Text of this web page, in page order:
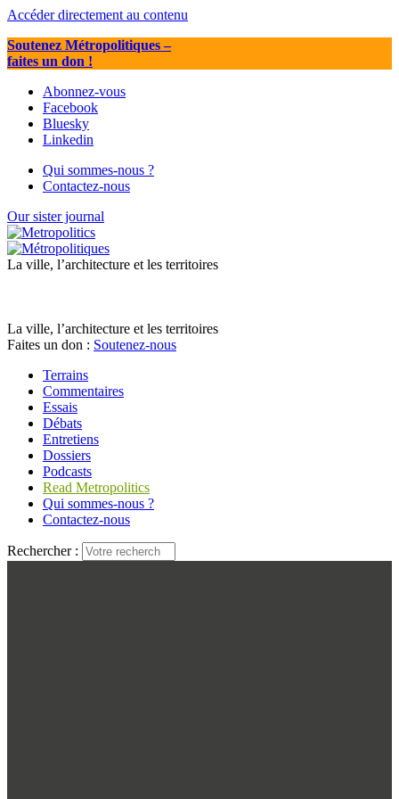
Accéder directement au contenu
Soutenez Métropolitiques–
faites un don !
Abonnez-vous
Facebook
Bluesky
Linkedin
Qui sommes-nous ?
Contactez-nous
Our sister journal
La ville, l’architecture et les territoires
La ville, l’architecture et les territoires
Faites un don : Soutenez-nous
Terrains
Commentaires
Essais
Débats
Entretiens
Dossiers
Podcasts
Read Metropolitics
Qui sommes-nous ?
Contactez-nous
Rechercher :